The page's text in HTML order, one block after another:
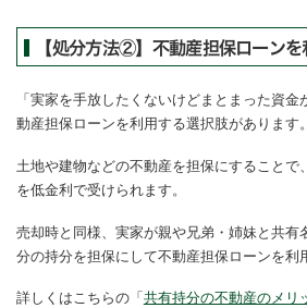
【処分方法②】不動産担保ローンを
「実家を手放したくないけどまとまった資
動産担保ローンを利用する選択肢があります。
土地や建物などの不動産を担保にすることで
を低金利で受けられます。
売却時と同様、実家が親や兄弟・姉妹と共有
分の持分を担保にして不動産担保ローンを利
詳しくはこちらの「 共有持分の不動産のメリ